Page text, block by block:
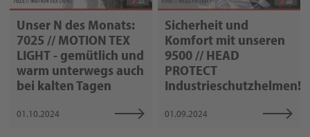
Unser N des Monats:
7025 // MOTION TEX
LIGHT - gemütlich und
warm unterwegs auch
bei kalten Tagen
01.10.2024
Sicherheit und
Komfort mit unseren
9500 // HEAD
PROTECT
Industrieschutzhelmen!
01.09.2024